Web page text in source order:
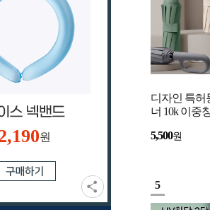
원
디자인 특허
너 10k 이중
5,500원
5